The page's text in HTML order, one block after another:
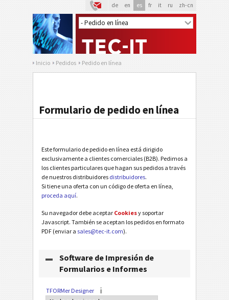
de en es fr it ru zh-cn
Inicio Pedidos Pedido en línea
Formulario de pedido en línea
Este formulario de pedido en línea está dirigido
exclusivamente a clientes comerciales (B2B). Pedimos a
los clientes particulares que hagan sus pedidos a través
de nuestros distribuidores distribuidores.
Si tiene una oferta con un código de oferta en línea,
proceda aquí.
Su navegador debe aceptar Cookiesy soportar
Javascript. También se aceptan los pedidos en formato
PDF (enviar a sales@tec-it.com).
Software de Impresión de
Formularios e Informes
TFORMer Designer